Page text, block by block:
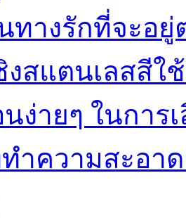
ทางรักที่จะอยู่
งสแตนเลสสีใ
ง่ายๆ ในการ
ำความสะอา